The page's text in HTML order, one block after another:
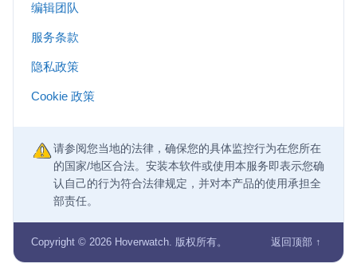
编辑团队
服务条款
隐私政策
Cookie 政策
请参阅您当地的法律，确保您的具体监控行为在您所在
的国家/地区合法。安装本软件或使用本服务即表示您确
认自己的行为符合法律规定，并对本产品的使用承担全
部责任。
Copyright © 2026 Hoverwatch. 版权所有。 返回顶部 ↑